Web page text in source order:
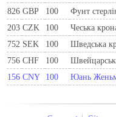
826 GBP 100 Фунт
203 CZK 100 Чеська
752 SEK 100 Шведська
756 CHF 100
156 CNY 100 Юань